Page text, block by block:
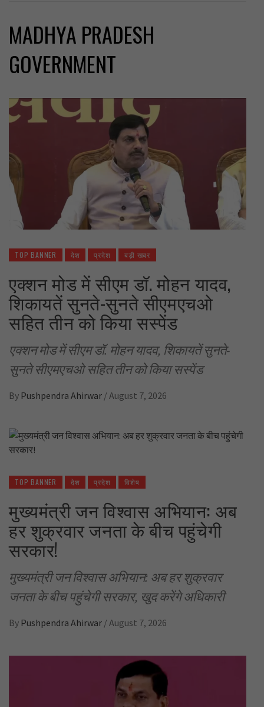
MADHYA PRADESH
GOVERNMENT
TOP BANNER देश प्रदेश बड़ी खबर
एक्शन मोड में सीएम डॉ. मोहन यादव,
शिकायतें सुनते-सुनते सीएमएचओ
सहित तीन को किया सस्पेंड
एक्शन मोड में सीएम डॉ. मोहन यादव, शिकायतें सुनते-
सुनते सीएमएचओ सहित तीन को किया सस्पेंड
By Pushpendra Ahirwar / August 7, 2026
TOP BANNER देश प्रदेश विशेष
मुख्यमंत्री जन विश्वास अभियान: अब
हर शुक्रवार जनता के बीच पहुंचेगी
सरकार!
मुख्यमंत्री जन विश्वास अभियान: अब हर शुक्रवार
जनता के बीच पहुंचेगी सरकार, खुद करेंगे अधिकारी
By Pushpendra Ahirwar / August 7, 2026